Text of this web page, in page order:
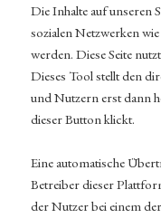
Die Inhalte auf unseren
sozialen Netzwerken
werden. Diese Seite
Dieses Tool stellt den
und Nutzern erst dann
dieser Button klickt.
Eine automatische
Betreiber dieser
der Nutzer bei einem